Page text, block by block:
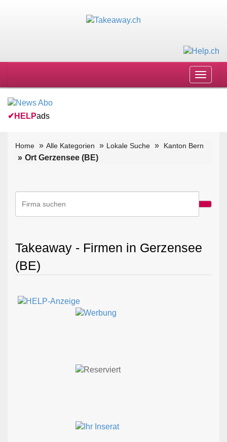
Toggle
✔ HELPads
Home Alle Kategorien Lokale Suche Kanton Bern
Ort Gerzensee (BE)
Takeaway - Firmen in Gerzensee
(BE)